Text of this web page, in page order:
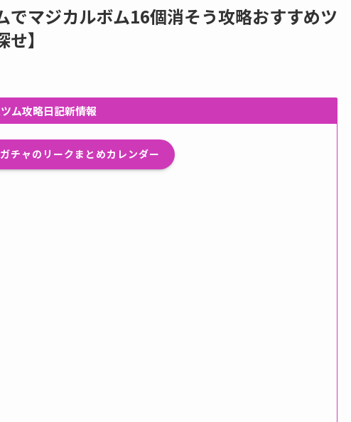
でマジカルボム16個消そう攻略おすすめツ
】
ム攻略日記新情報
チャのリークまとめカレンダー